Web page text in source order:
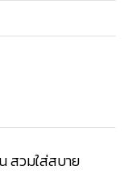
สวมใส่สบาย